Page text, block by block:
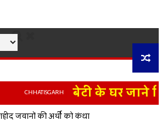
CHHATISGARH
बेटी के घर जाने
भालू की रास्ते में मौत
जवानों की अर्थी को कंधा